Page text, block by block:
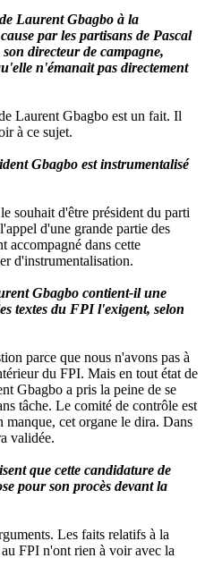
Laurent Gbagbo à la
par les partisans de Pascal
directeur de campagne,
n'émanait pas directement
Laurent Gbagbo est un fait. Il
à ce sujet.
Gbagbo est instrumentalisé
souhait d'être président du parti
d'une grande partie des
accompagné dans cette
d'instrumentalisation.
Gbagbo contient-il une
textes du FPI l'exigent, selon
parce que nous n'avons pas à
du FPI. Mais en tout état de
Gbagbo a pris la peine de se
tâche. Le comité de contrôle est
cet organe le dira. Dans
validée.
que cette candidature de
pour son procès devant la
Les faits relatifs à la
FPI n'ont rien à voir avec la